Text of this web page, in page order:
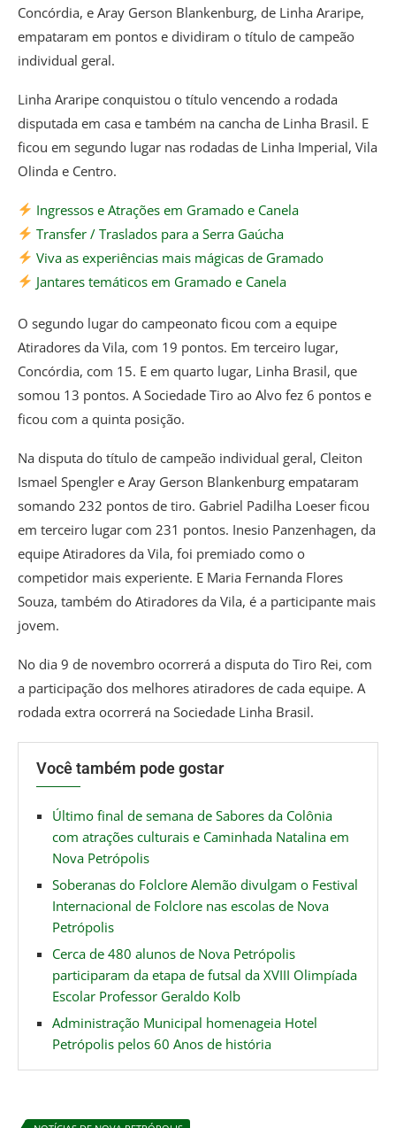
Concórdia, e Aray Gerson Blankenburg, de Linha Araripe,
empataram em pontos e dividiram o título de campeão
individual geral.
Linha Araripe conquistou o título vencendo a rodada
disputada em casa e também na cancha de Linha Brasil. E
ficou em segundo lugar nas rodadas de Linha Imperial, Vila
Olinda e Centro.
Ingressos e Atrações em Gramado e Canela
Transfer / Traslados para a Serra Gaúcha
Viva as experiências mais mágicas de Gramado
Jantares temáticos em Gramado e Canela
O segundo lugar do campeonato ficou com a equipe
Atiradores da Vila, com 19 pontos. Em terceiro lugar,
Concórdia, com 15. E em quarto lugar, Linha Brasil, que
somou 13 pontos. A Sociedade Tiro ao Alvo fez 6 pontos e
ficou com a quinta posição.
Na disputa do título de campeão individual geral, Cleiton
Ismael Spengler e Aray Gerson Blankenburg empataram
somando 232 pontos de tiro. Gabriel Padilha Loeser ficou
em terceiro lugar com 231 pontos. Inesio Panzenhagen, da
equipe Atiradores da Vila, foi premiado como o
competidor mais experiente. E Maria Fernanda Flores
Souza, também do Atiradores da Vila, é a participante mais
jovem.
No dia 9 de novembro ocorrerá a disputa do Tiro Rei, com
a participação dos melhores atiradores de cada equipe. A
rodada extra ocorrerá na Sociedade Linha Brasil.
Você também pode gostar
Último final de semana de Sabores da Colônia
com atrações culturais e Caminhada Natalina em
Nova Petrópolis
Soberanas do Folclore Alemão divulgam o Festival
Internacional de Folclore nas escolas de Nova
Petrópolis
Cerca de 480 alunos de Nova Petrópolis
participaram da etapa de futsal da XVIII Olimpíada
Escolar Professor Geraldo Kolb
Administração Municipal homenageia Hotel
Petrópolis pelos 60 Anos de história